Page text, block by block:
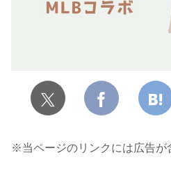
※当ページのリンクには広告が